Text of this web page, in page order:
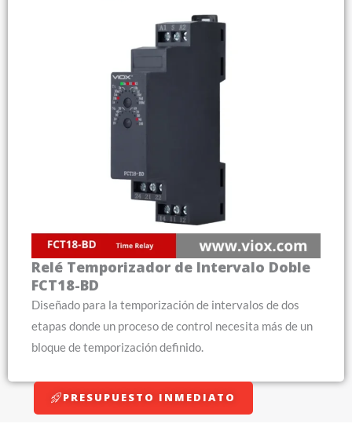
Relé Temporizador de Intervalo Doble
FCT18-BD
Diseñado para la temporización de intervalos de dos
etapas donde un proceso de control necesita más de un
bloque de temporización definido.
PRESUPUESTO INMEDIATO